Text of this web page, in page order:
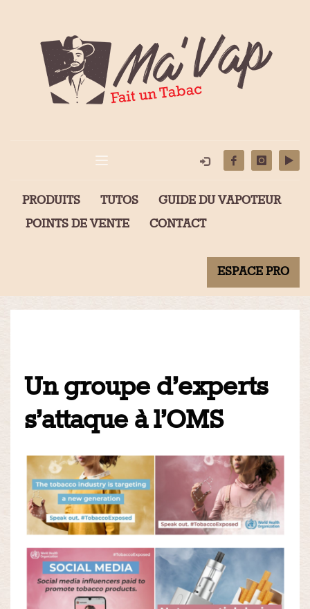
PRODUITS TUTOS
GUIDE DU VAPOTEUR
POINTS DE VENTE
CONTACT
ESPACE PRO
Un groupe d’experts
s’attaque à l’OMS